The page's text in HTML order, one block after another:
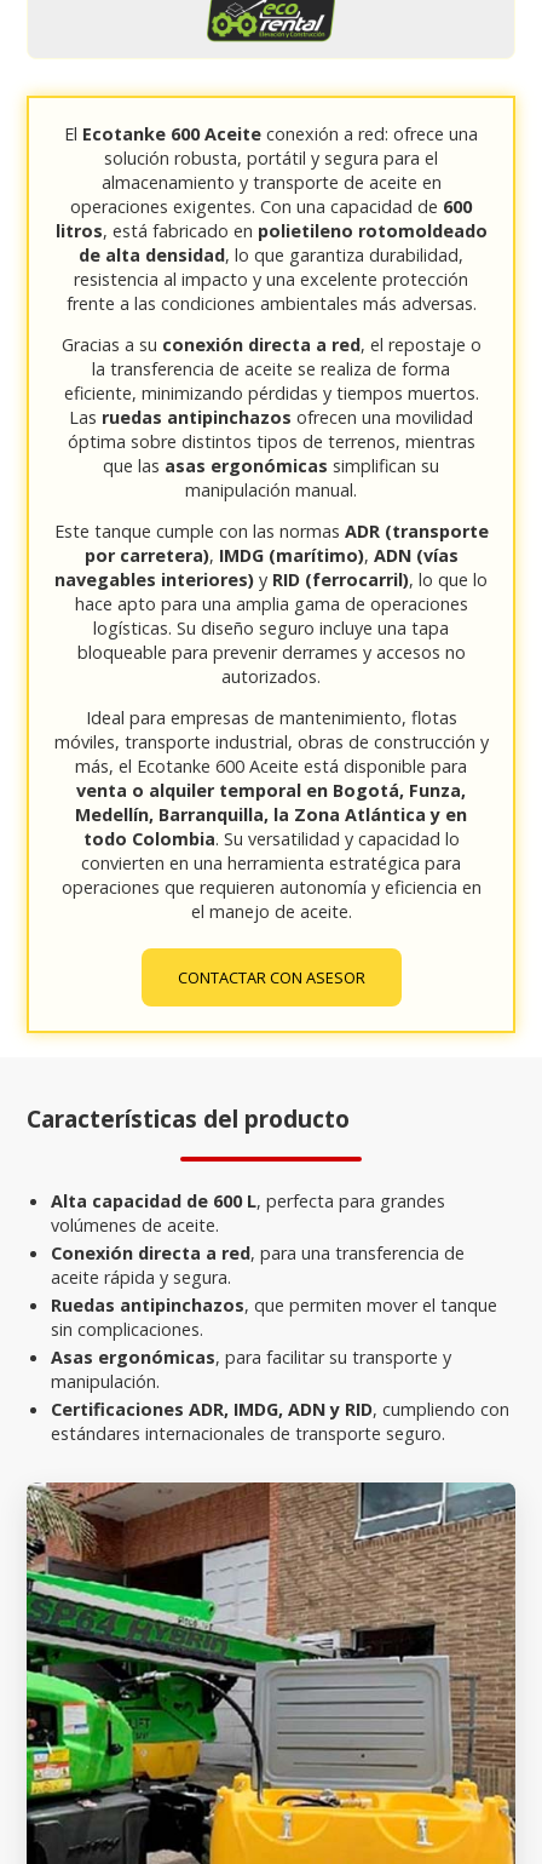
El Ecotanke 600 Aceite conexión a red: ofrece una
solución robusta, portátil y segura para el
almacenamiento y transporte de aceite en
operaciones exigentes. Con una capacidad de 600
litros, está fabricado en polietileno rotomoldeado
de alta densidad, lo que garantiza durabilidad,
resistencia al impacto y una excelente protección
frente a las condiciones ambientales más adversas.
Gracias a su conexión directa a red, el repostaje o
la transferencia de aceite se realiza de forma
eficiente, minimizando pérdidas y tiempos muertos.
Las ruedas antipinchazos ofrecen una movilidad
óptima sobre distintos tipos de terrenos, mientras
que las asas ergonómicas simplifican su
manipulación manual.
Este tanque cumple con las normas ADR (transporte
por carretera), IMDG (marítimo), ADN (vías
navegables interiores) y RID (ferrocarril), lo que lo
hace apto para una amplia gama de operaciones
logísticas. Su diseño seguro incluye una tapa
bloqueable para prevenir derrames y accesos no
autorizados.
Ideal para empresas de mantenimiento, flotas
móviles, transporte industrial, obras de construcción y
más, el Ecotanke 600 Aceite está disponible para
venta o alquiler temporal en Bogotá, Funza,
Medellín, Barranquilla, la Zona Atlántica y en
todo Colombia. Su versatilidad y capacidad lo
convierten en una herramienta estratégica para
operaciones que requieren autonomía y eficiencia en
el manejo de aceite.
CONTACTAR CON ASESOR
Características del producto
Alta capacidad de 600 L, perfecta para grandes
volúmenes de aceite.
Conexión directa a red, para una transferencia de
aceite rápida y segura.
Ruedas antipinchazos, que permiten mover el tanque
sin complicaciones.
Asas ergonómicas, para facilitar su transporte y
manipulación.
Certificaciones ADR, IMDG, ADN y RID, cumpliendo con
estándares internacionales de transporte seguro.